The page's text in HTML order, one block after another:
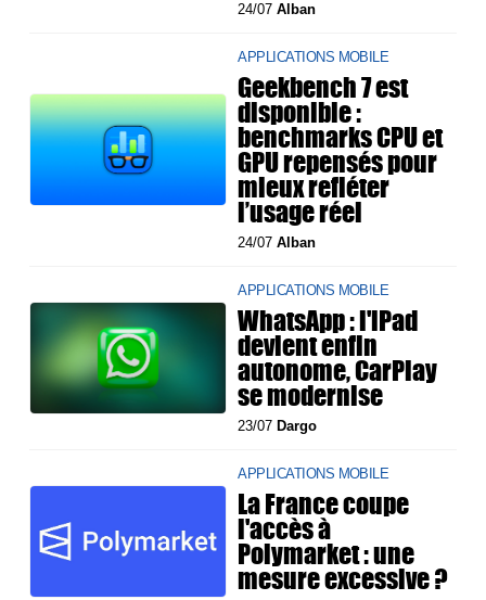
24/07Alban
APPLICATIONS MOBILE
Geekbench 7 est
disponible :
benchmarks CPU et
GPU repensés pour
mieux refléter
l’usage réel
24/07Alban
APPLICATIONS MOBILE
WhatsApp : l'iPad
devient enfin
autonome, CarPlay
se modernise
23/07 Dargo
APPLICATIONS MOBILE
La France coupe
l'accès à
Polymarket : une
mesure excessive ?